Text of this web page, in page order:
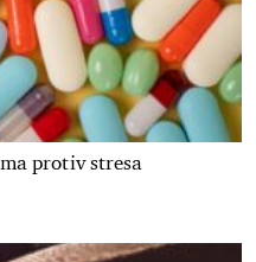
protiv stresa